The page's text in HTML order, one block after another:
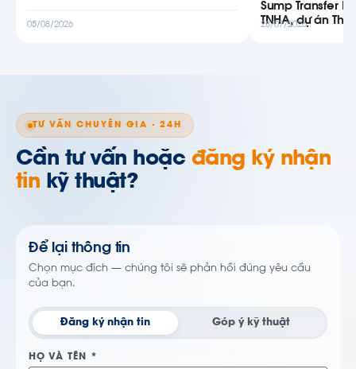
05/08/2026
Sump Transfer
TNHA, dự án
28/07/2026
TƯ VẤN CHUYÊN GIA · 24H
Cần tư vấn hoặc đăng ký nhận
tin kỹ thuật?
Để lại thông tin
Chọn mục đích — chúng tôi sẽ phản hồi đúng yêu cầu
của bạn.
Đăng ký nhận tin Góp ý kỹ thuật
HỌ VÀ TÊN *